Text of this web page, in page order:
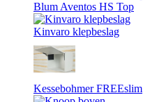
Blum Aventos HS Top
Kinvaro klepbeslag
Kessebohmer FREEslim